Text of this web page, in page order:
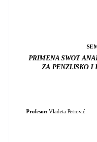
PRIMENA SWOT
ZA PENZIJSKO I
Profesor: Vladeta Petrović